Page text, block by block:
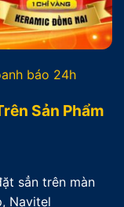
báo 24h
Sản Phẩm
sẳn trên màn
Navitel